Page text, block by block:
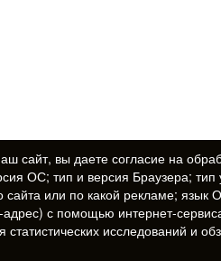
сайт, вы даете согласие на
ОС; тип и версия Браузера;
сайта или по какой рекламе;
адрес) с помощью интернет-
статистических исследований и